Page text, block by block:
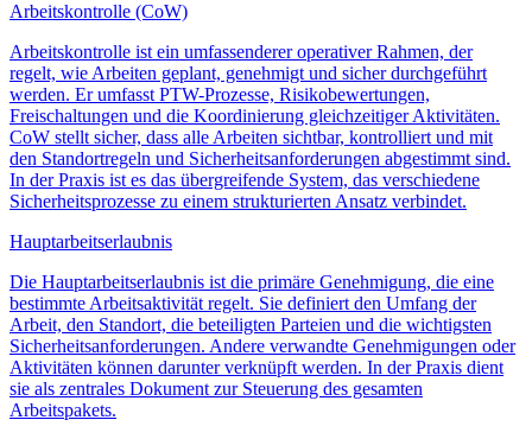
Arbeitskontrolle (CoW)
Arbeitskontrolle ist ein umfassenderer operativer Rahmen, der
regelt, wie Arbeiten geplant, genehmigt und sicher durchgeführt
werden. Er umfasst PTW-Prozesse, Risikobewertungen,
Freischaltungen und die Koordinierung gleichzeitiger Aktivitäten.
CoW stellt sicher, dass alle Arbeiten sichtbar, kontrolliert und mit
den Standortregeln und Sicherheitsanforderungen abgestimmt sind.
In der Praxis ist es das übergreifende System, das verschiedene
Sicherheitsprozesse zu einem strukturierten Ansatz verbindet.
Hauptarbeitserlaubnis
Die Hauptarbeitserlaubnis ist die primäre Genehmigung, die eine
bestimmte Arbeitsaktivität regelt. Sie definiert den Umfang der
Arbeit, den Standort, die beteiligten Parteien und die wichtigsten
Sicherheitsanforderungen. Andere verwandte Genehmigungen oder
Aktivitäten können darunter verknüpft werden. In der Praxis dient
sie als zentrales Dokument zur Steuerung des gesamten
Arbeitspakets.